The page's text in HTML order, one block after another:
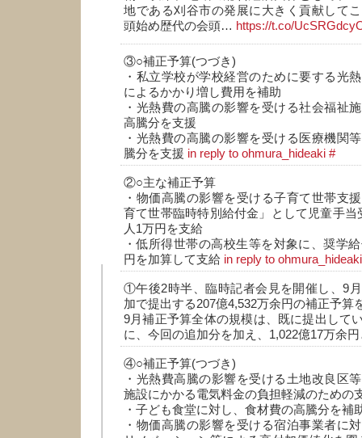
地である刈谷市の発展に大きく貢献して
頭始め歴代の会頭… https://t.co/
③○補正予算(つづき)
・私立学校が学校経営のために要する光
によるかかり増し費用を補助
・光熱費の高騰の影響を受ける社会福祉
高騰分を支援
・光熱費の高騰の影響を受ける医療機関
騰分を支援 in reply to ohmura_hideaki #
②○主な補正予算
・物価高騰の影響を受ける子育て世帯支
育て世帯臨時特別給付金」として児童手当
人1万円を支給
・低所得世帯の高校生等を対象に、奨学
円を加算して支給 in reply to ohmura_hideaki
①午後2時半、臨時記者会見を開催し、9
加で提出する207億4,532万余円の補正予算
9月補正予算全体の規模は、既に提出して
に、今回の追加分を加え、1,022億17万余
④○補正予算(つづき)
・光熱費高騰の影響を受ける土地改良区
施設にかかる電気料金の負担軽減のための
・子ども食堂に対し、食材費の高騰分を補
・物価高騰の影響を受ける宿泊事業者に